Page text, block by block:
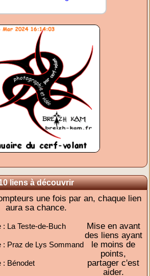
liens à découvrir
une fois par an, chaque lien
aura sa chance.
La Teste-de-Buch
: Praz de Lys Sommand
: Bénodet
Mise en avant
des liens ayant
le moins de
points,
partager c'est
aider.